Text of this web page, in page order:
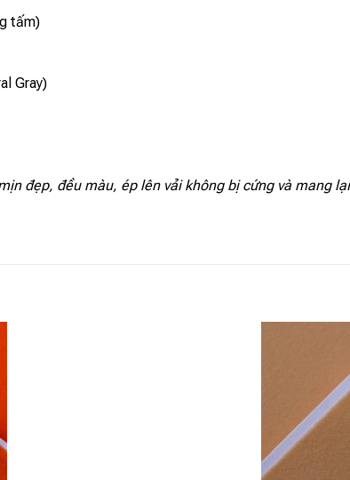
tấm)
Gray)
đẹp, đều màu, ép lên vải không bị cứng và mang